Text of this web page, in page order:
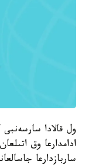
ول قالادا
ادامدارعا وق
ساربازدارعا